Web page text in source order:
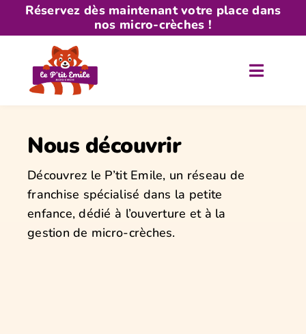
Réservez dès maintenant votre place dans
nos micro-crèches !
Nous découvrir
Découvrez le P’tit Emile, un réseau de
franchise spécialisé dans la petite
enfance, dédié à l’ouverture et à la
gestion de micro-crèches.